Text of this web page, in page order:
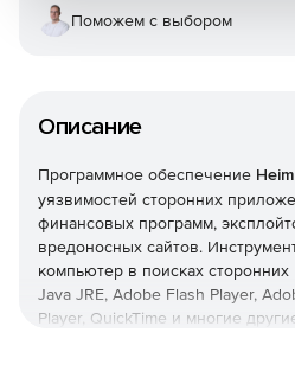
Описание
Программное обеспечение
уязвимостей сторонних
финансовых программ,
вредоносных сайтов.
компьютер в поисках
Java JRE, Adobe Flash Player,
Player, QuickTime и многие
Поможем с выбором